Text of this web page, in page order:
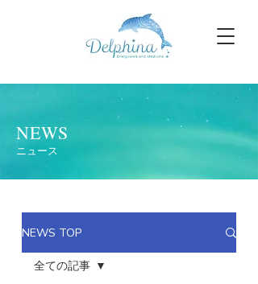
NEWS
ニュース
NEWS TOP
全ての記事